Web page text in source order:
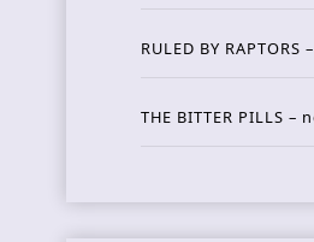
RULED BY
THE BITTER PILLS –